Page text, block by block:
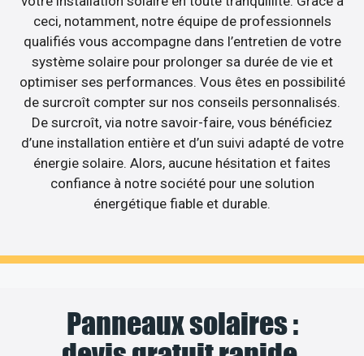
ceci, notamment, notre équipe de professionnels
qualifiés vous accompagne dans l’entretien de votre
système solaire pour prolonger sa durée de vie et
optimiser ses performances. Vous êtes en possibilité
de surcroît compter sur nos conseils personnalisés.
De surcroît, via notre savoir-faire, vous bénéficiez
d’une installation entière et d’un suivi adapté de votre
énergie solaire. Alors, aucune hésitation et faites
confiance à notre société pour une solution
énergétique fiable et durable.
Panneaux solaires :